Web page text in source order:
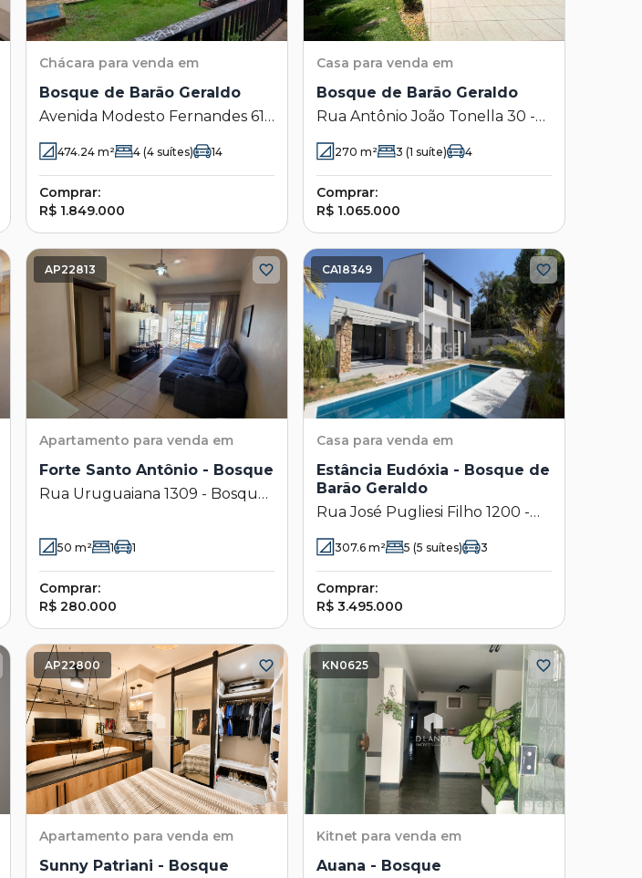
Chácara para venda em
Bosque de Barão Geraldo
Avenida Modesto Fernandes 615
- Bosque de Barão Geraldo -
Campinas - SP
474.24 m² 4 (4 suítes) 14
Comprar:
R$ 1.849.000
Casa para venda em
Bosque de Barão Geraldo
Rua Antônio João Tonella 30 -
Bosque de Barão Geraldo -
Campinas - SP
270 m² 3 (1 suíte) 4
Comprar:
R$ 1.065.000
AP22813
Apartamento para venda em
Forte Santo Antônio - Bosque
Rua Uruguaiana 1309 - Bosque
50 m² 1 1
Comprar:
R$ 280.000
CA18349
Casa para venda em
Estância Eudóxia - Bosque de
Barão Geraldo
Rua José Pugliesi Filho 1200 -
Bosque de Barão Geraldo -
Campinas - SP
307.6 m² 5 (5 suítes) 3
Comprar:
R$ 3.495.000
AP22800
Apartamento para venda em
Sunny Patriani - Bosque
KN0625
Kitnet para venda em
Auana - Bosque